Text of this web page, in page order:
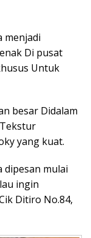
menjadi
Di pusat
Untuk
besar Didalam
yang kuat.
dipesan mulai
ingin
Ditiro No.84,